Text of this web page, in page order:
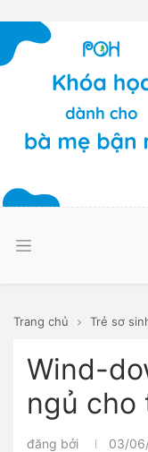
Trang chủ Trẻ sơ
Wind-
ngủ cho
đăng bởi 03/